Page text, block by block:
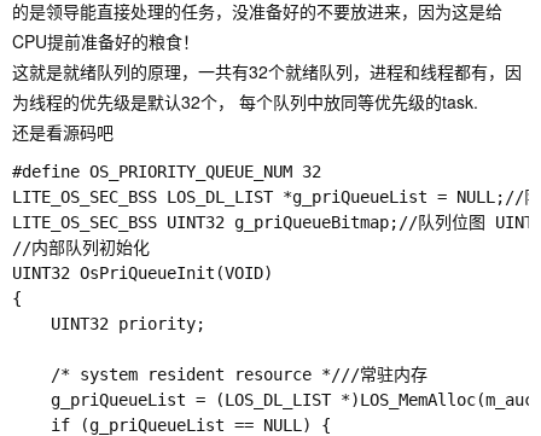
的是领导能直接处理的任务，没准备好的不要放进来，因为这是给
CPU提前准备好的粮食！
这就是就绪队列的原理，一共有32个就绪队列，进程和线程都有，因
为线程的优先级是默认32个， 每个队列中放同等优先级的task.
还是看源码吧
#define OS_PRIORITY_QUEUE_NUM 32
LITE_OS_SEC_BSS LOS_DL_LIST *g_priQueueList = NULL;//
LITE_OS_SEC_BSS UINT32 g_priQueueBitmap;//队列位图
//内部队列初始化
UINT32 OsPriQueueInit(VOID)
{
UINT32 priority;
/* system resident resource *///常驻内存
g_priQueueList = (LOS_DL_LIST
if (g_priQueueList == NULL) {